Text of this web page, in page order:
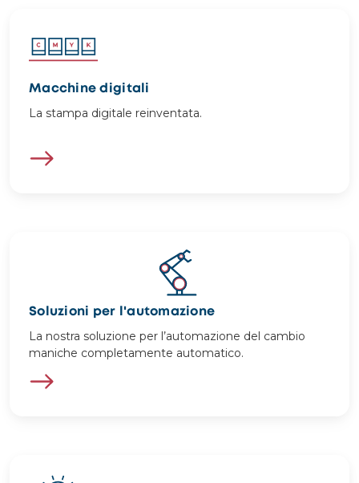
Macchine digitali
La stampa digitale reinventata.
Soluzioni per l'automazione
La nostra soluzione per l’automazione del cambio
maniche completamente automatico.
Image